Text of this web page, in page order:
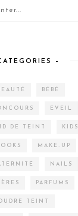
–
BÉBÉ
EVEIL
DE TEINT KIDS
MAKE-UP
NAILS
PARFUMS
TEINT